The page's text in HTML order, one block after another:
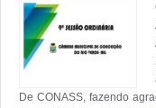
De CONASS, fazendo